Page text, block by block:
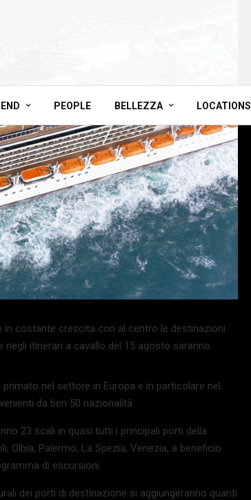
PEOPLE BELLEZZA LOCATIONS
costante crescita con al centro le destinazioni
negli itinerari a cavallo del 15 agosto saranno
nel settore in Europa e in particolare nel
da ben 50 nazionalità.
23 scali in quasi tutti i principali porti della
Olbia, Palermo, La Spezia, Venezia, a beneficio
di escursioni.
dei porti di destinazione si aggiungeranno quanti